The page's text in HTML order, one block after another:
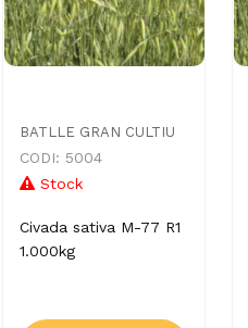
BATLLE GRAN CULTIU
CODI: 5004
Stock
Civada sativa M-77 R1
1.000kg